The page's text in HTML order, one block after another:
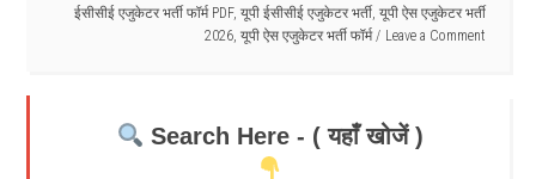
ईसीसीई एजुकेटर भर्ती फॉर्म PDF, यूपी ईसीसीई एजुकेटर भर्ती, यूपी ऐस एजुकेटर भर्ती
2026, यूपी ऐस एजुकेटर भर्ती फॉर्म Leave a Comment
Search Here - ( यहाँ खोजें )